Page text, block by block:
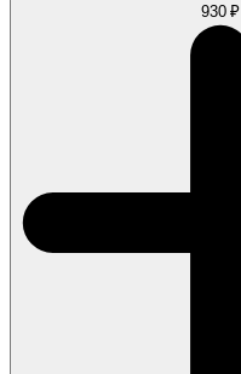
930 ₽